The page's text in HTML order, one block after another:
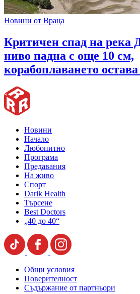
Новини от Враца
Критичен спад на река
ниво падна с още 10 см,
корабоплаването
Новини
Начало
Любопитно
Програма
Предавания
На живо
Спорт
Darik Health
Търсене
Best Doctors
„40 до 40“
Общи условия
Поверителност
Съдържание от партньори